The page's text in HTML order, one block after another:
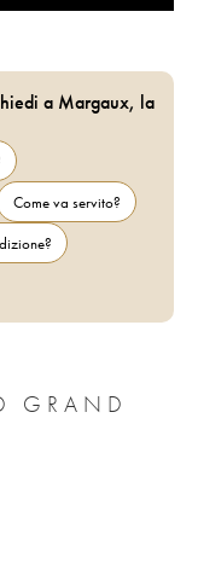
a Margaux, la
Come va servito?
GRAND